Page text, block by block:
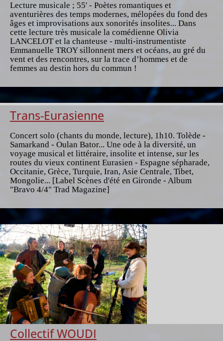
Lecture musicale ; 55' - Poètes romantiques et
aventurières des temps modernes, mélopées du fond des
âges et improvisations aux sonorités insolites... Dans
cette lecture très musicale la comédienne Olivia
LANCELOT et la chanteuse - multi-instrumentiste
Emmanuelle TROY sillonnent mers et océans, au gré du
vent et des rencontres, sur la trace d’hommes et de
femmes au destin hors du commun !
Trans-Eurasienne
Concert solo (chants du monde, lecture), 1h10. Tolède -
Samarkand - Oulan Bator... Une ode à la diversité, un
voyage musical et littéraire, insolite et intense, sur les
routes du vieux continent Eurasien - Espagne sépharade,
Occitanie, Grèce, Turquie, Iran, Asie Centrale, Tibet,
Mongolie... [Label Scènes d'été en Gironde - Album
"Bravo 4/4" Trad Magazine]
Collectif WOUDI